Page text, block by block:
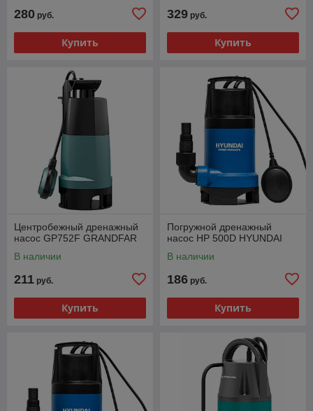
280 руб.
Купить
329 руб.
Купить
Центробежный дренажный
насос GP752F GRANDFAR
В наличии
211 руб.
Купить
Погружной дренажный
насос HP 500D HYUNDAI
В наличии
186 руб.
Купить